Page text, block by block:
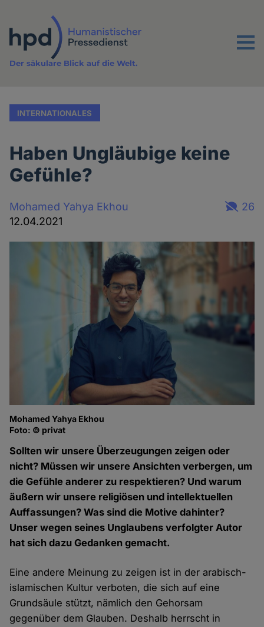
Inhalt
Menu
Der säkulare Blick auf die Welt.
INTERNATIONALES
Haben Ungläubige keine
Gefühle?
Mohamed Yahya Ekhou
12.04.2021
26
Mohamed Yahya Ekhou
Foto: © privat
Sollten wir unsere Überzeugungen zeigen oder
nicht? Müssen wir unsere Ansichten verbergen, um
die Gefühle anderer zu respektieren? Und warum
äußern wir unsere religiösen und intellektuellen
Auffassungen? Was sind die Motive dahinter?
Unser wegen seines Unglaubens verfolgter Autor
hat sich dazu Gedanken gemacht.
Eine andere Meinung zu zeigen ist in der arabisch-
islamischen Kultur verboten, die sich auf eine
Grundsäule stützt, nämlich den Gehorsam
gegenüber dem Glauben. Deshalb herrscht in